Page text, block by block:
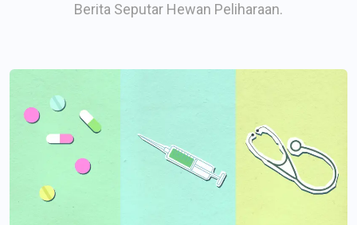
Berita Seputar Hewan Peliharaan.